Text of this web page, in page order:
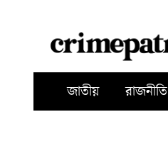
জাতীয় রাজনীতি